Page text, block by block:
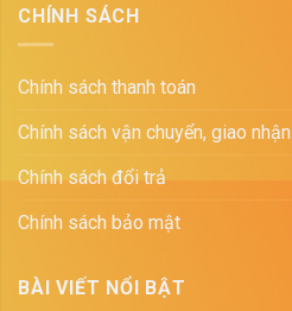
CHÍNH SÁCH
Chính sách thanh toán
Chính sách vận chuyển, giao nhận
Chính sách đổi trả
Chính sách bảo mật
BÀI VIẾT NỔI BẬT